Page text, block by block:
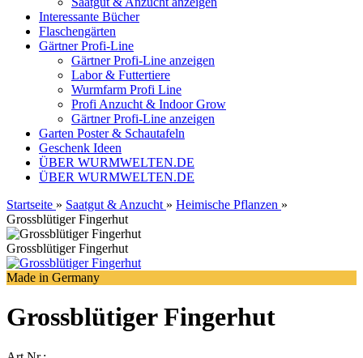
Interessante Bücher
Flaschengärten
Gärtner Profi-Line
Gärtner Profi-Line anzeigen
Labor & Futtertiere
Wurmfarm Profi Line
Profi Anzucht & Indoor Grow
Gärtner Profi-Line anzeigen
Garten Poster & Schautafeln
Geschenk Ideen
ÜBER WURMWELTEN.DE
ÜBER WURMWELTEN.DE
Startseite » Saatgut & Anzucht » Heimische Pflanzen »
Grossblütiger Fingerhut
Grossblütiger Fingerhut
Made in Germany
Grossblütiger Fingerhut